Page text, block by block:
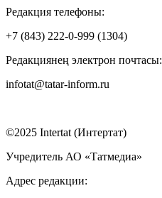
Редакция телефоны:
+7 (843) 222-0-999 (1304)
Редакциянең электрон почтасы:
infotat@tatar-inform.ru
©2025 Intertat (Интертат)
Учредитель АО «Татмедиа»
Адрес редакции: